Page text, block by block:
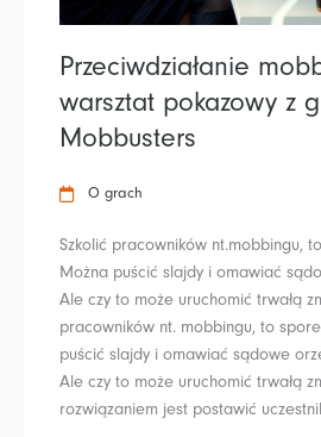
Przeciwdziałanie
warsztat pokazowy z
Mobbusters
O grach
Szkolić pracowników nt.mobbingu,
Można puścić slajdy i omawiać
Ale czy to może uruchomić trwałą
pracowników nt. mobbingu, to
puścić slajdy i omawiać sądowe
Ale czy to może uruchomić trwałą
rozwiązaniem jest postawić